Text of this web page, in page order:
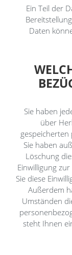
Ein Teil der
Daten
Sie haben
über
Sie haben
Löschung
Einwilligung
Sie diese
Außerdem
Umständen
steht Ihnen